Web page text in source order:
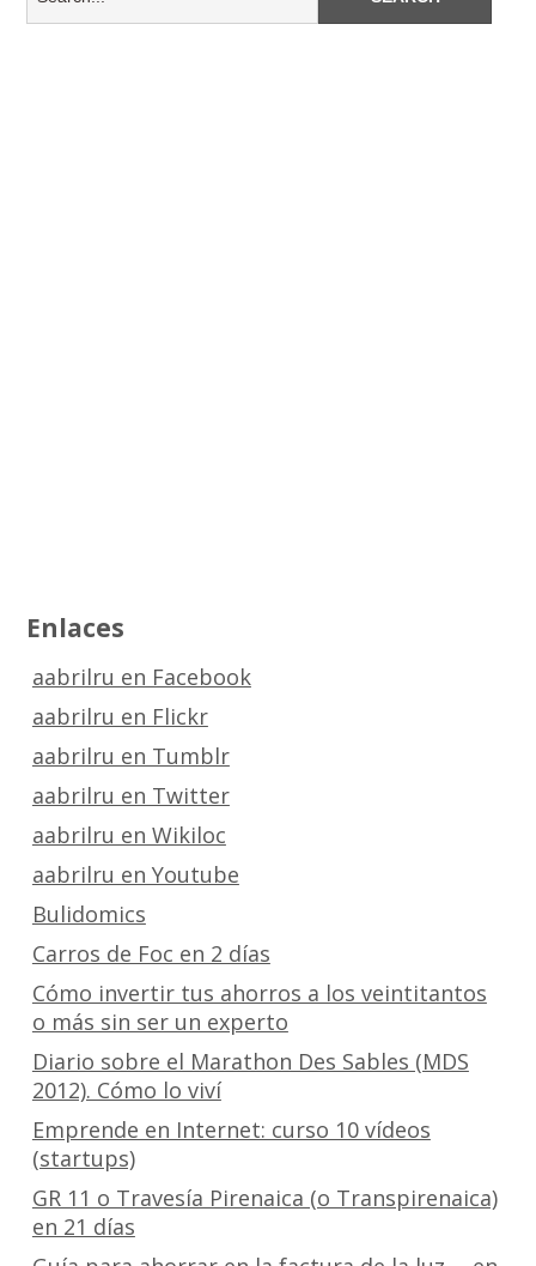
Enlaces
aabrilru en Facebook
aabrilru en Flickr
aabrilru en Tumblr
aabrilru en Twitter
aabrilru en Wikiloc
aabrilru en Youtube
Bulidomics
Carros de Foc en 2 días
Cómo invertir tus ahorros a los veintitantos
o más sin ser un experto
Diario sobre el Marathon Des Sables (MDS
2012). Cómo lo viví
Emprende en Internet: curso 10 vídeos
(startups)
GR 11 o Travesía Pirenaica (o Transpirenaica)
en 21 días